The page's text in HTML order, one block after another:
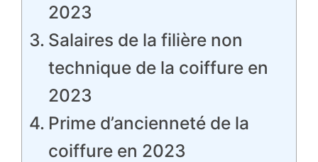
2023
Salaires de la filière non
technique de la coiffure en
2023
Prime d’ancienneté de la
coiffure en 2023